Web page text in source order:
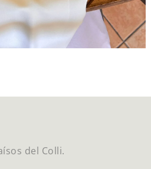
del Colli.